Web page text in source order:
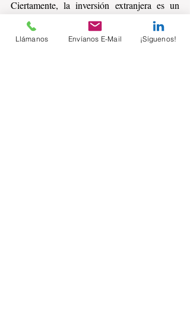
Ciertamente, la inversión extranjera es un
facilitador del crecimiento, pero no catapulta
las economías sin los elementos internos que
Llámanos Envíanos E-Mail ¡Síguenos!